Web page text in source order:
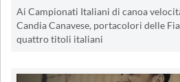
Ai Campionati Italiani di canoa
Candia Canavese, portacolori delle
quattro titoli italiani